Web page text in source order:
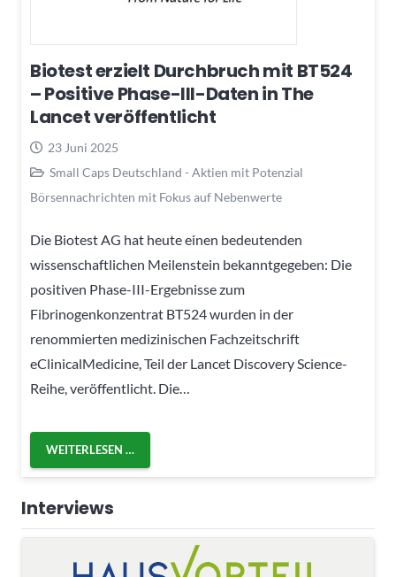
Biotest erzielt Durchbruch mit BT524
– Positive Phase-III-Daten in The
Lancet veröffentlicht
23 Juni 2025
Small Caps Deutschland - Aktien mit Potenzial
Börsennachrichten mit Fokus auf Nebenwerte
Die Biotest AG hat heute einen bedeutenden
wissenschaftlichen Meilenstein bekanntgegeben: Die
positiven Phase-III-Ergebnisse zum
Fibrinogenkonzentrat BT524 wurden in der
renommierten medizinischen Fachzeitschrift
eClinicalMedicine, Teil der Lancet Discovery Science-
Reihe, veröffentlicht. Die…
WEITERLESEN …
Interviews